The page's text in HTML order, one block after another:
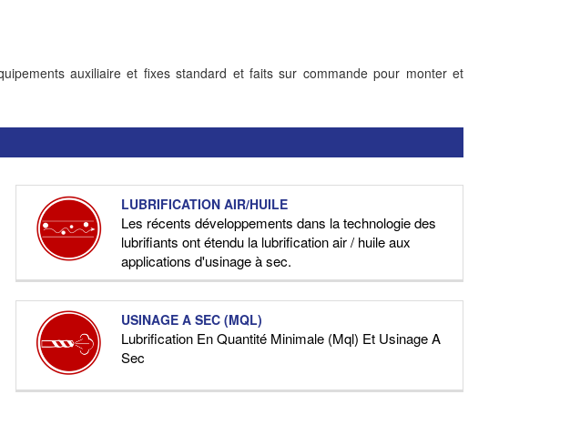
auxiliaire et fixes standard et faits sur commande pour monter et
LUBRIFICATION AIR/HUILE
Les récents développements dans la technologie des
lubrifiants ont étendu la lubrification air / huile aux
applications d'usinage à sec.
USINAGE A SEC (MQL)
Lubrification En Quantité Minimale (Mql) Et Usinage A
Sec